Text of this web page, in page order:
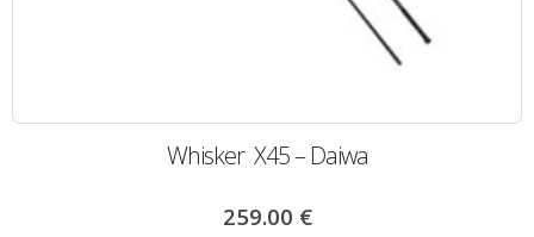
Whisker X45 – Daiwa
259.00 €